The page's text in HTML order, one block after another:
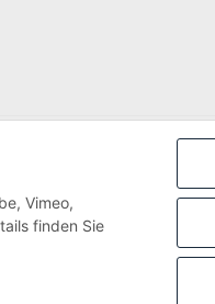
Vimeo,
finden Sie